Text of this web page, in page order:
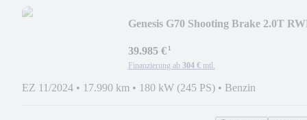
Genesis G70 Shooting Brake 2.0T
39.985 €¹
Finanzierung ab 304 € mtl.
EZ 11/2024 • 17.990 km • 180 kW (245 PS) • Benzin